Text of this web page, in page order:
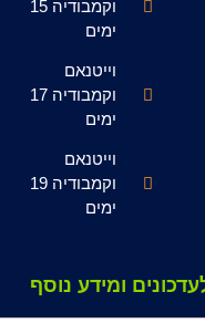
וקמבודיה 15
ימים
וייטנאם
וקמבודיה 17
ימים
וייטנאם
וקמבודיה 19
ימים
ומידע נוסף